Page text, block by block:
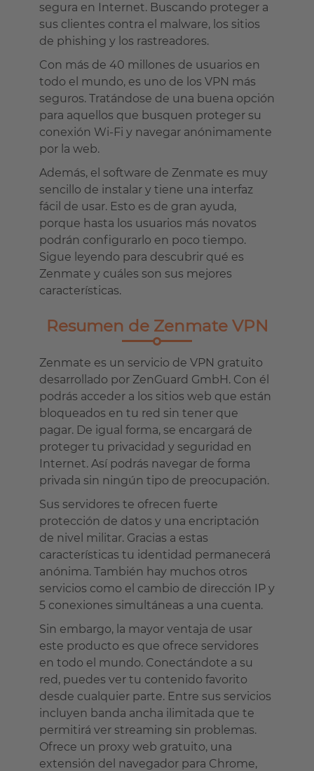
segura en Internet. Buscando proteger a
sus clientes contra el malware, los sitios
de phishing y los rastreadores.
Con más de 40 millones de usuarios en
todo el mundo, es uno de los VPN más
seguros. Tratándose de una buena opción
para aquellos que busquen proteger su
conexión Wi-Fi y navegar anónimamente
por la web.
Además, el software de Zenmate es muy
sencillo de instalar y tiene una interfaz
fácil de usar. Esto es de gran ayuda,
porque hasta los usuarios más novatos
podrán configurarlo en poco tiempo.
Sigue leyendo para descubrir qué es
Zenmate y cuáles son sus mejores
características.
Resumen de Zenmate VPN
Zenmate es un servicio de VPN gratuito
desarrollado por ZenGuard GmbH. Con él
podrás acceder a los sitios web que están
bloqueados en tu red sin tener que
pagar. De igual forma, se encargará de
proteger tu privacidad y seguridad en
Internet. Así podrás navegar de forma
privada sin ningún tipo de preocupación.
Sus servidores te ofrecen fuerte
protección de datos y una encriptación
de nivel militar. Gracias a estas
características tu identidad permanecerá
anónima. También hay muchos otros
servicios como el cambio de dirección IP y
5 conexiones simultáneas a una cuenta.
Sin embargo, la mayor ventaja de usar
este producto es que ofrece servidores
en todo el mundo. Conectándote a su
red, puedes ver tu contenido favorito
desde cualquier parte. Entre sus servicios
incluyen banda ancha ilimitada que te
permitirá ver streaming sin problemas.
Ofrece un proxy web gratuito, una
extensión del navegador para Chrome,